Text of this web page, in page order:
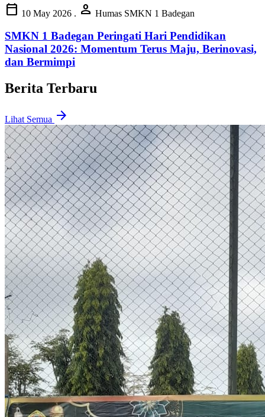
calendar_today 10 May 2026 . person Humas SMKN 1 Badegan
SMKN 1 Badegan Peringati Hari Pendidikan
Nasional 2026: Momentum Terus Maju, Berinovasi,
dan Bermimpi
Berita Terbaru
Lihat Semua arrow_forward